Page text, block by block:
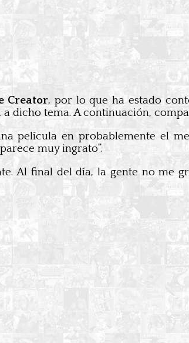
Creator, por lo que ha estado
a dicho tema. A continuación,
película en probablemente el
muy ingrato”.
Al final del día, la gente no me